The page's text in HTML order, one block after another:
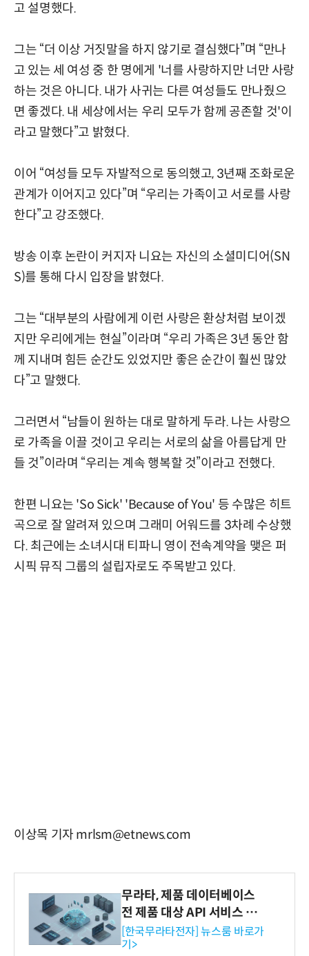
고 설명했다.
그는 “더 이상 거짓말을 하지 않기로 결심했다”며 “만나
고 있는 세 여성 중 한 명에게 '너를 사랑하지만 너만 사랑
하는 것은 아니다. 내가 사귀는 다른 여성들도 만나줬으
면 좋겠다. 내 세상에서는 우리 모두가 함께 공존할 것'이
라고 말했다”고 밝혔다.
이어 “여성들 모두 자발적으로 동의했고, 3년째 조화로운
관계가 이어지고 있다”며 “우리는 가족이고 서로를 사랑
한다”고 강조했다.
방송 이후 논란이 커지자 니요는 자신의 소셜미디어(SN
S)를 통해 다시 입장을 밝혔다.
그는 “대부분의 사람에게 이런 사랑은 환상처럼 보이겠
지만 우리에게는 현실”이라며 “우리 가족은 3년 동안 함
께 지내며 힘든 순간도 있었지만 좋은 순간이 훨씬 많았
다”고 말했다.
그러면서 “남들이 원하는 대로 말하게 두라. 나는 사랑으
로 가족을 이끌 것이고 우리는 서로의 삶을 아름답게 만
들 것”이라며 “우리는 계속 행복할 것”이라고 전했다.
한편 니요는 'So Sick' 'Because of You' 등 수많은 히트
곡으로 잘 알려져 있으며 그래미 어워드를 3차례 수상했
다. 최근에는 소녀시대 티파니 영이 전속계약을 맺은 퍼
시픽 뮤직 그룹의 설립자로도 주목받고 있다.
이상목 기자 mrlsm@etnews.com
무라타, 제품 데이터베이스
전 제품 대상 API 서비스 제
공…73개 제품 카테고리로
확대
[한국무라타전자] 뉴스룸 바로가
기>